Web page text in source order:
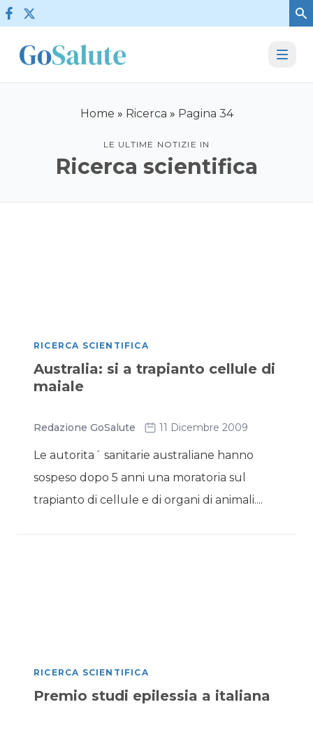
Vai al contenuto
LE ULTIME NOTIZIE IN
Ricerca scientifica
Home » Ricerca » Pagina 34
RICERCA SCIENTIFICA
Australia: si a trapianto cellule di
maiale
Redazione GoSalute 11 Dicembre 2009
Le autorita´ sanitarie australiane hanno
sospeso dopo 5 anni una moratoria sul
trapianto di cellule e di organi di animali....
RICERCA SCIENTIFICA
Premio studi epilessia a italiana